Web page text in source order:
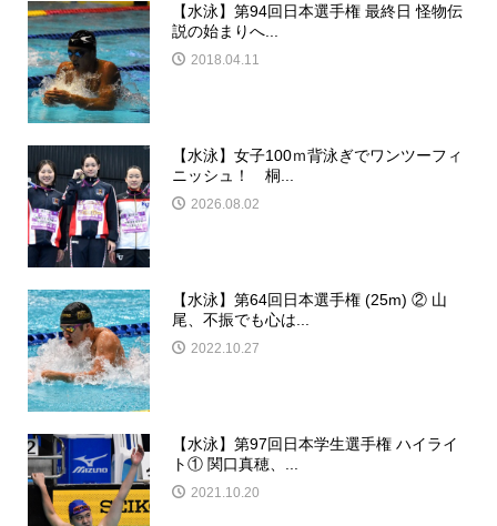
【水泳】第94回日本選手権 最終日 怪物伝
説の始まりへ...
2018.04.11
【水泳】女子100ｍ背泳ぎでワンツーフィ
ニッシュ！ 桐...
2026.08.02
【水泳】第64回日本選手権 (25m) ② 山
尾、不振でも心は...
2022.10.27
【水泳】第97回日本学生選手権 ハイライ
ト① 関口真穂、...
2021.10.20